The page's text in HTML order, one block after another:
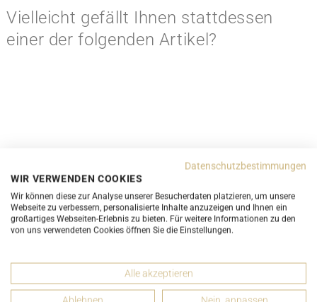
Vielleicht gefällt Ihnen stattdessen
einer der folgenden Artikel?
Louis Vuitton Alma Damier Ebene Canvas MM
ab 690,00 CHF
Datenschutzbestimmungen
WIR VERWENDEN COOKIES
Wir können diese zur Analyse unserer Besucherdaten platzieren, um unsere
Webseite zu verbessern, personalisierte Inhalte anzuzeigen und Ihnen ein
großartiges Webseiten-Erlebnis zu bieten. Für weitere Informationen zu den
von uns verwendeten Cookies öffnen Sie die Einstellungen.
Alle akzeptieren